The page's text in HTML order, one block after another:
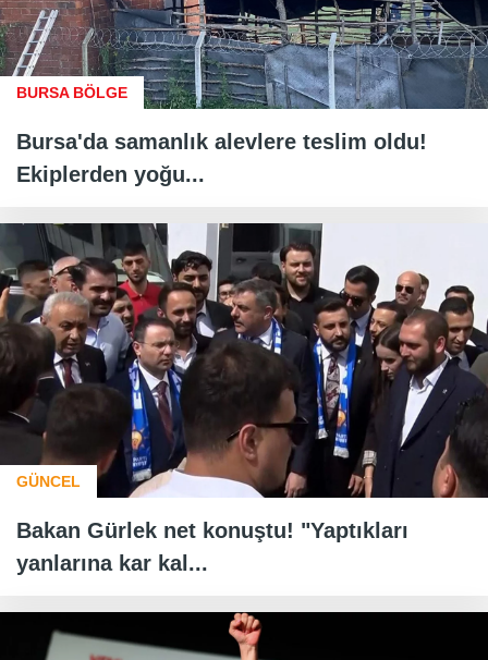
BURSA BÖLGE
Bursa'da samanlık alevlere teslim oldu!
Ekiplerden yoğu...
GÜNCEL
Bakan Gürlek net konuştu! "Yaptıkları
yanlarına kar kal...